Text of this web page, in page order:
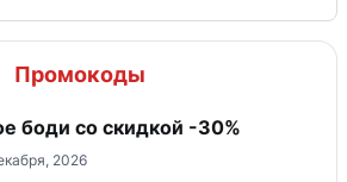
Промокоды
боди со скидкой -30%
2026